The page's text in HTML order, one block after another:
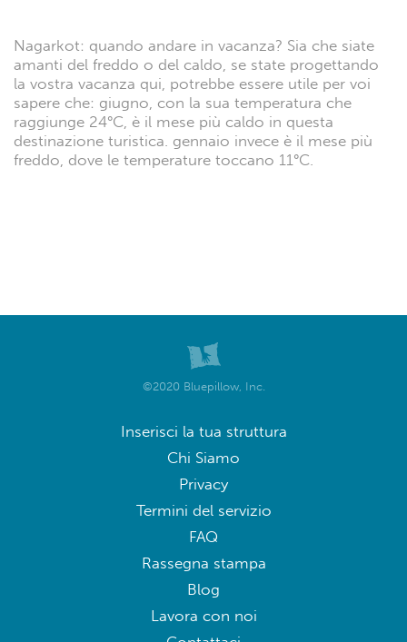
Nagarkot: quando andare in vacanza? Sia che siate
amanti del freddo o del caldo, se state progettando
la vostra vacanza qui, potrebbe essere utile per voi
sapere che: giugno, con la sua temperatura che
raggiunge 24°C, è il mese più caldo in questa
destinazione turistica. gennaio invece è il mese più
freddo, dove le temperature toccano 11°C.
©2020 Bluepillow, Inc.
Inserisci la tua struttura
Chi Siamo
Privacy
Termini del servizio
FAQ
Rassegna stampa
Blog
Lavora con noi